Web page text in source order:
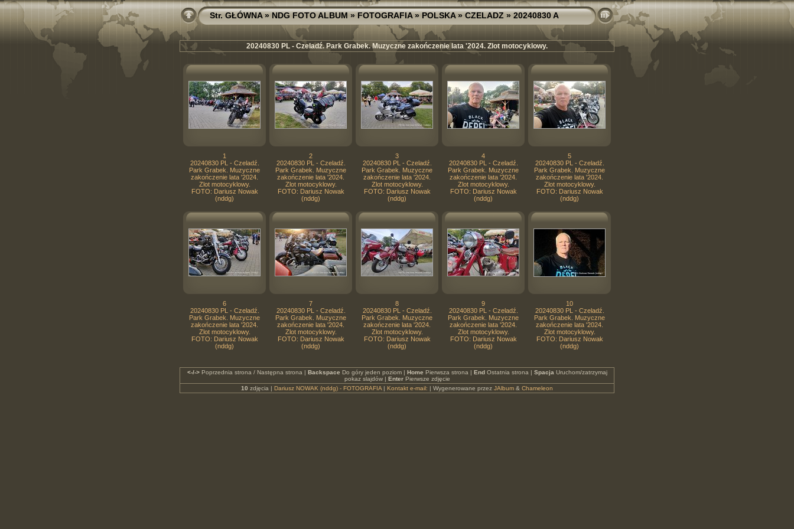
Str. GŁÓWNA»NDG FOTO ALBUM»FOTOGRAFIA»POLSKA»CZELADZ» 20240830 A
20240830 PL - Czeladź. Park Grabek. Muzyczne zakończenie lata '2024. Zlot motocyklowy.
1
20240830 PL - Czeladź.
Park Grabek. Muzyczne
zakończenie lata '2024.
Zlot motocyklowy.
FOTO: Dariusz Nowak
(nddg)
2
20240830 PL - Czeladź.
Park Grabek. Muzyczne
zakończenie lata '2024.
Zlot motocyklowy.
FOTO: Dariusz Nowak
(nddg)
3
20240830 PL - Czeladź.
Park Grabek. Muzyczne
zakończenie lata '2024.
Zlot motocyklowy.
FOTO: Dariusz Nowak
(nddg)
4
20240830 PL - Czeladź.
Park Grabek. Muzyczne
zakończenie lata '2024.
Zlot motocyklowy.
FOTO: Dariusz Nowak
(nddg)
5
20240830 PL - Czeladź.
Park Grabek. Muzyczne
zakończenie lata '2024.
Zlot motocyklowy.
FOTO: Dariusz Nowak
(nddg)
6
20240830 PL - Czeladź.
Park Grabek. Muzyczne
zakończenie lata '2024.
Zlot motocyklowy.
FOTO: Dariusz Nowak
(nddg)
7
20240830 PL - Czeladź.
Park Grabek. Muzyczne
zakończenie lata '2024.
Zlot motocyklowy.
FOTO: Dariusz Nowak
(nddg)
8
20240830 PL - Czeladź.
Park Grabek. Muzyczne
zakończenie lata '2024.
Zlot motocyklowy.
FOTO: Dariusz Nowak
(nddg)
9
20240830 PL - Czeladź.
Park Grabek. Muzyczne
zakończenie lata '2024.
Zlot motocyklowy.
FOTO: Dariusz Nowak
(nddg)
10
20240830 PL - Czeladź.
Park Grabek. Muzyczne
zakończenie lata '2024.
Zlot motocyklowy.
FOTO: Dariusz Nowak
(nddg)
<-/->Poprzednia strona / Następna strona | Backspace Do góry jeden poziom | Home Pierwsza strona | EndOstatnia strona | Spacja Uruchom/zatrzymaj
pokaz slajdów | EnterPierwsze zdjęcie
10 zdjęcia | Dariusz NOWAK (nddg) - FOTOGRAFIA | Kontakt e-mail: | Wygenerowane przez JAlbum & Chameleon